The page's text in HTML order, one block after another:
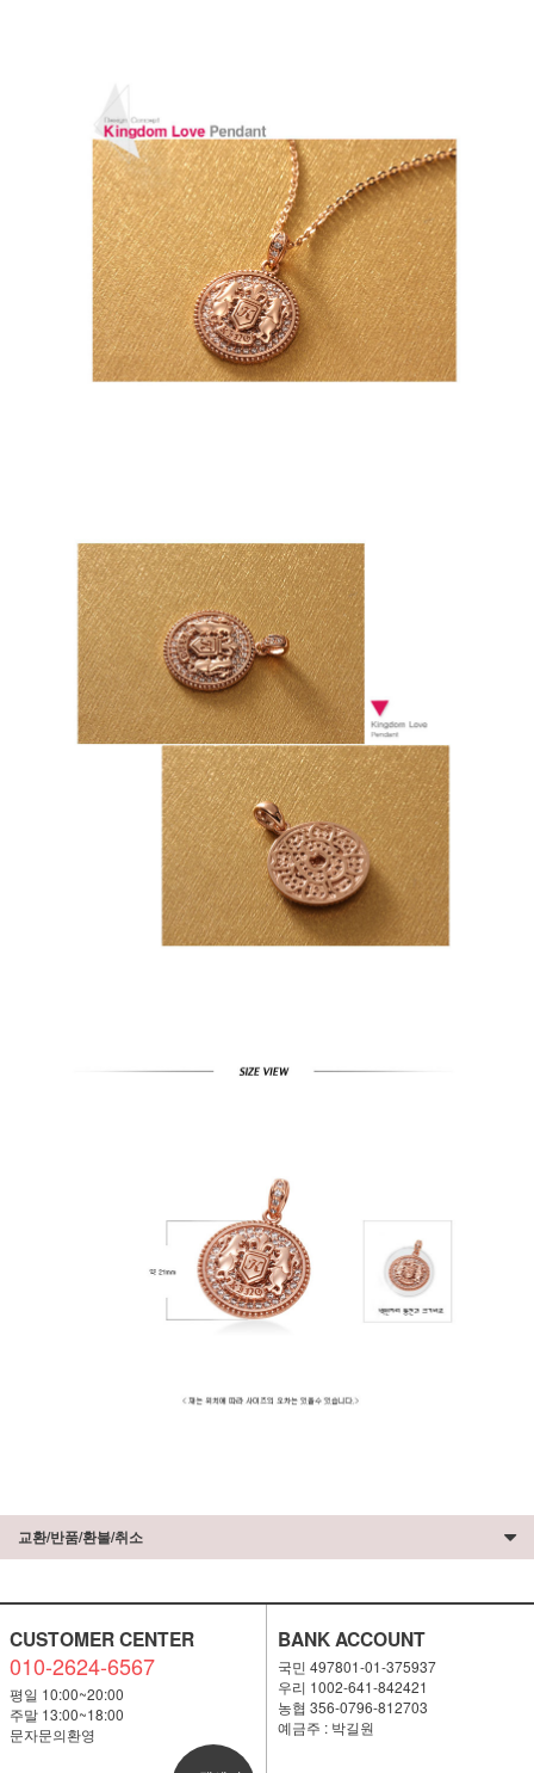
교환/반품/환불/취소
CUSTOMER CENTER
010-2624-6567
평일 10:00~20:00
주말 13:00~18:00
문자문의환영
BANK ACCOUNT
국민 497801-01-375937
우리 1002-641-842421
농협 356-0796-812703
예금주 : 박길원